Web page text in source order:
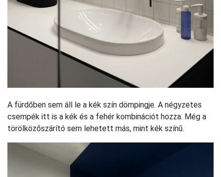
A fürdőben sem áll le a kék szín dömpingje. A négyzetes
csempék itt is a kék és a fehér kombinációt hozza. Még a
törölközőszárító sem lehetett más, mint kék színű.